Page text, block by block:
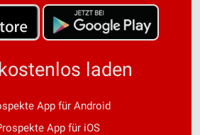
laden
App für Android
App für iOS